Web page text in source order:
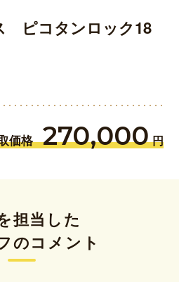
ピコタンロック18
価格 270,000 円
担当した
のコメント